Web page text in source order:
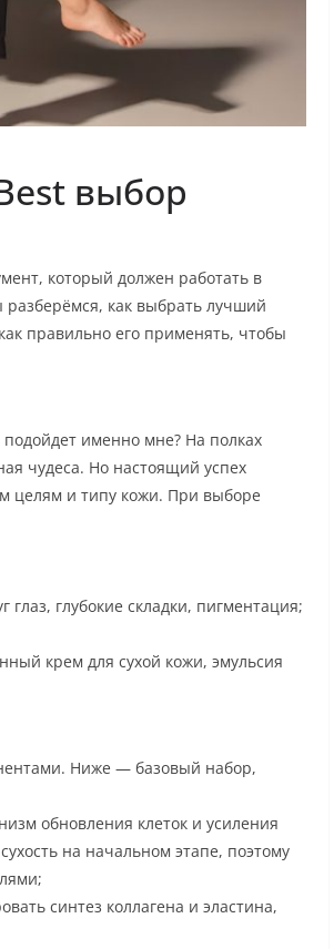
выбор
который должен работать в
как выбрать лучший
правильно его применять, чтобы
именно мне? На полках
чудеса. Но настоящий успех
целям и типу кожи. При выборе
глубокие складки, пигментация;
крем для сухой кожи, эмульсия
Ниже — базовый набор,
обновления клеток и усиления
на начальном этапе, поэтому
синтез коллагена и эластина,